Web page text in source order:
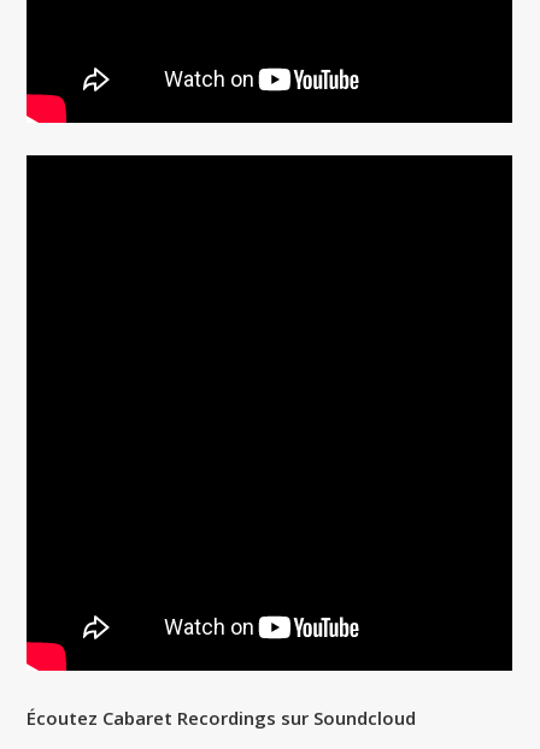
Écoutez Cabaret Recordings sur Soundcloud